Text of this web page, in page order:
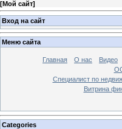
[Мой сайт]
Вход на сайт
Меню сайта
Главная О нас Видео
Специалист по
Витрина
Categories